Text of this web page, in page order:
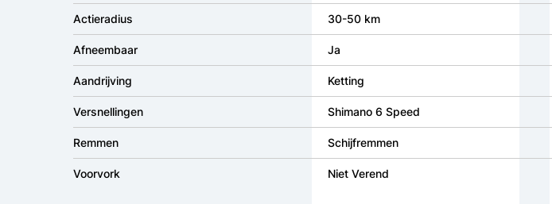
Actieradius 30-50 km
Afneembaar Ja
Aandrijving Ketting
Versnellingen Shimano 6 Speed
Remmen Schijfremmen
Voorvork Niet Verend